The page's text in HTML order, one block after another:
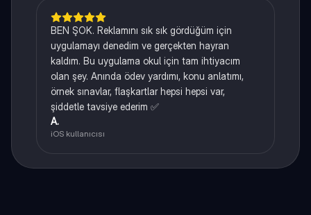
BEN ŞOK. Reklamını sık sık gördüğüm için
uygulamayı denedim ve gerçekten hayran
kaldım. Bu uygulama okul için tam ihtiyacım
olan şey. Anında ödev yardımı, konu anlatımı,
örnek sınavlar, flaşkartlar hepsi hepsi var,
şiddetle tavsiye ederim ✅
A.
iOS kullanıcısı